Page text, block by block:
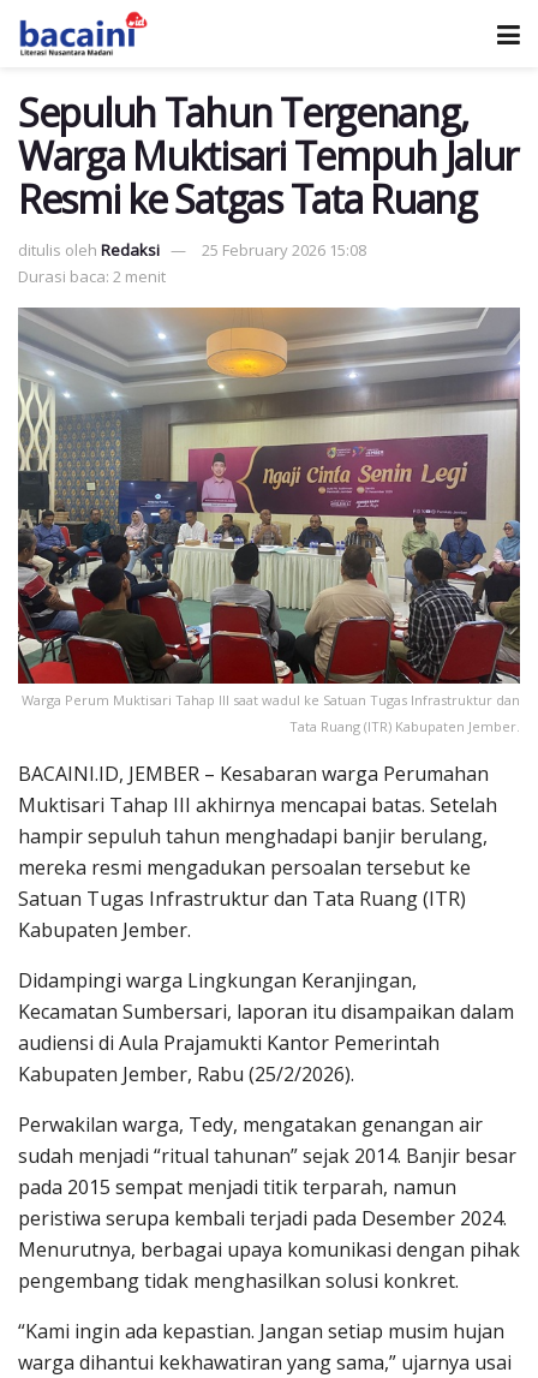
Sepuluh Tahun Tergenang,
Warga Muktisari Tempuh Jalur
Resmi ke Satgas Tata Ruang
ditulis oleh Redaksi
25 February 2026 15:08
Durasi baca: 2 menit
Warga Perum Muktisari Tahap III saat wadul ke Satuan Tugas Infrastruktur dan
Tata Ruang (ITR) Kabupaten Jember.
BACAINI.ID, JEMBER – Kesabaran warga Perumahan
Muktisari Tahap III akhirnya mencapai batas. Setelah
hampir sepuluh tahun menghadapi banjir berulang,
mereka resmi mengadukan persoalan tersebut ke
Satuan Tugas Infrastruktur dan Tata Ruang (ITR)
Kabupaten Jember.
Didampingi warga Lingkungan Keranjingan,
Kecamatan Sumbersari, laporan itu disampaikan dalam
audiensi di Aula Prajamukti Kantor Pemerintah
Kabupaten Jember, Rabu (25/2/2026).
Perwakilan warga, Tedy, mengatakan genangan air
sudah menjadi “ritual tahunan” sejak 2014. Banjir besar
pada 2015 sempat menjadi titik terparah, namun
peristiwa serupa kembali terjadi pada Desember 2024.
Menurutnya, berbagai upaya komunikasi dengan pihak
pengembang tidak menghasilkan solusi konkret.
“Kami ingin ada kepastian. Jangan setiap musim hujan
warga dihantui kekhawatiran yang sama,” ujarnya usai